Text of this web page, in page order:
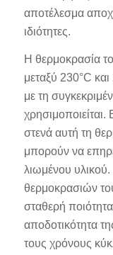
αποτέλεσμα
ιδιότητες.
Η θερμοκρασία
μεταξύ 230°C
με τη
στενά αυτή τη
μπορούν να
λιωμένου
θερμοκρασιών
σταθερή
αποδοτικότητα
τους χρόνους